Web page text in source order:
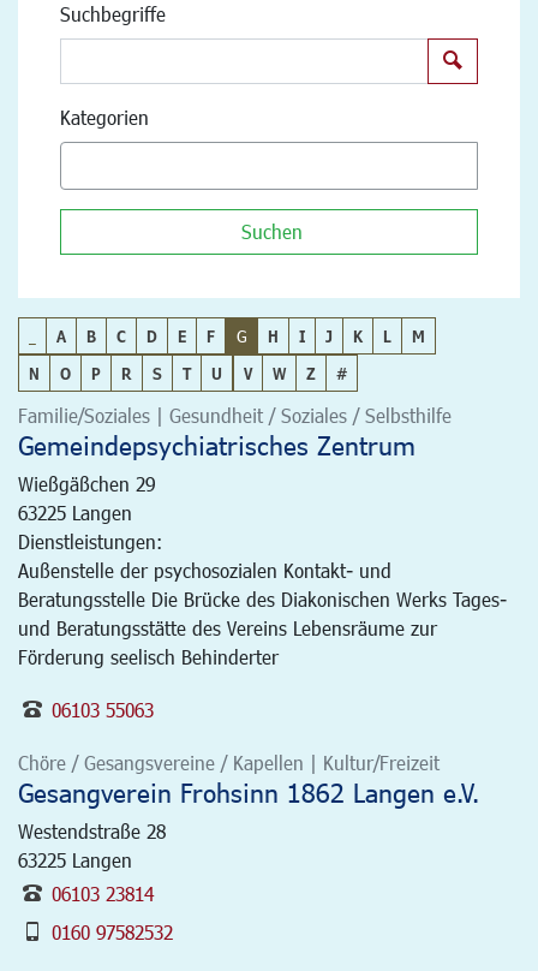
Suchbegriffe
Kategorien
Suchen
A B C D E F G H I J K L
M
N
O P R S T U V W Z #
Familie/Soziales | Gesundheit / Soziales / Selbsthilfe
Gemeindepsychiatrisches Zentrum
Wießgäßchen 29
63225 Langen
Dienstleistungen:
Außenstelle der psychosozialen Kontakt- und
Beratungsstelle Die Brücke des Diakonischen Werks Tages-
und Beratungsstätte des Vereins Lebensräume zur
Förderung seelisch Behinderter
06103 55063
Chöre / Gesangsvereine / Kapellen | Kultur/Freizeit
Gesangverein Frohsinn 1862 Langen e.V.
Westendstraße 28
63225 Langen
06103 23814
0160 97582532